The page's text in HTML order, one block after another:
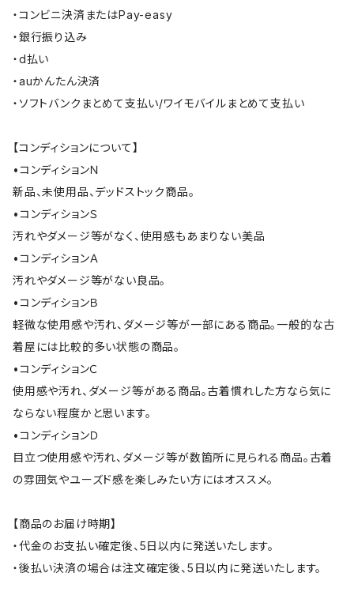
・コンビニ決済またはPay-easy
・銀行振り込み
・d払い
・auかんたん決済
・ソフトバンクまとめて支払い/ワイモバイルまとめて支払い
【コンディションについて】
•コンディションＮ
新品、未使用品、デッドストック商品。
•コンディションＳ
汚れやダメージ等がなく、使用感もあまりない美品
•コンディションＡ
汚れやダメージ等がない良品。
•コンディションＢ
軽微な使用感や汚れ、ダメージ等が一部にある商品。一般的な古
着屋には比較的多い状態の商品。
•コンディションＣ
使用感や汚れ、ダメージ等がある商品。古着慣れした方なら気に
ならない程度かと思います。
•コンディションＤ
目立つ使用感や汚れ、ダメージ等が数箇所に見られる商品。古着
の雰囲気やユーズド感を楽しみたい方にはオススメ。
【商品のお届け時期】
・代金のお支払い確定後、5日以内に発送いたします。
・後払い決済の場合は注文確定後、5日以内に発送いたします。